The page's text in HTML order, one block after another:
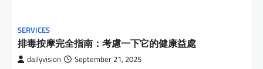
SERVICES
排毒按摩完全指南：考慮一下它的健康益處
dailyvision September 21, 2025